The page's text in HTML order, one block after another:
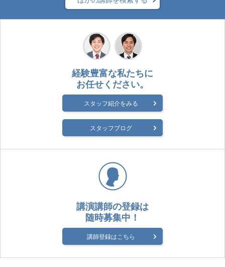
経験豊富な私たちに
お任せください。
スタッフ紹介をみる
スタッフブログ
講演講師の登録は
随時募集中！
講師登録はこちら